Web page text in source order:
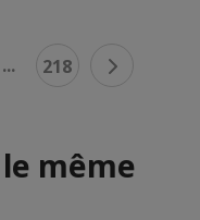
... 218
même